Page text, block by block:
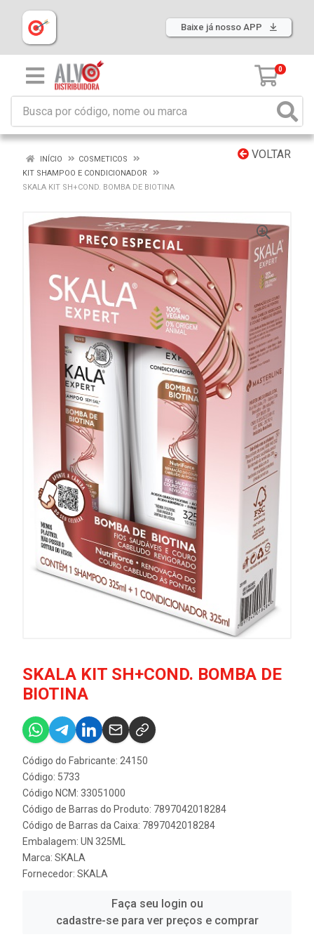
Baixe já nosso APP
0
VOLTAR
INÍCIO
COSMETICOS
KIT SHAMPOO E CONDICIONADOR
SKALA KIT SH+COND. BOMBA DE BIOTINA
SKALA KIT SH+COND. BOMBA DE
BIOTINA
Código do Fabricante: 24150
Código: 5733
Código NCM: 33051000
Código de Barras do Produto: 7897042018284
Código de Barras da Caixa: 7897042018284
Embalagem: UN 325ML
Marca: SKALA
Fornecedor: SKALA
Faça seu login ou
cadastre-se para ver preços e comprar